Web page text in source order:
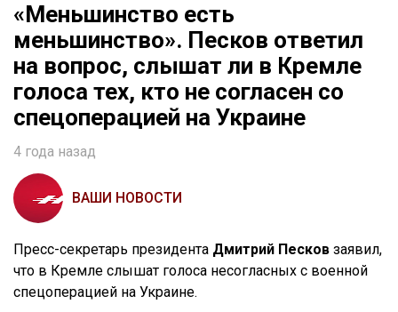
«Меньшинство есть
меньшинство». Песков ответил
на вопрос, слышат ли в Кремле
голоса тех, кто не согласен со
спецоперацией на Украине
4 года назад
ВАШИ НОВОСТИ
Пресс-секретарь президента Дмитрий Песков заявил,
что в Кремле слышат голоса несогласных с военной
спецоперацией на Украине.